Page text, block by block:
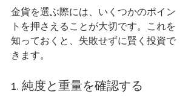
金貨を選ぶ際には、いくつかのポイン
トを押さえることが大切です。これを
知っておくと、失敗せずに賢く投資で
きます。
1. 純度と重量を確認する